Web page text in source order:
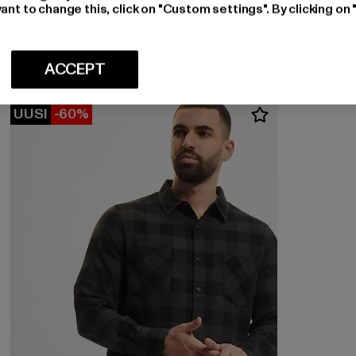
21,15 EUR
Ajankohtainen hinta: 21,15 EUR
44,99 EURKampanjahinta: 44,99 EUR
UUSI -60%
to change this, click on "Custom settings". By clicking
ACCEPT